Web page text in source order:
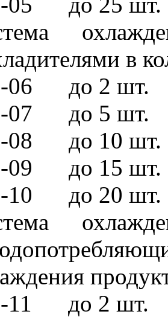
в
06
до 2 шт.
07
до 5 шт.
08
до 10 шт.
09
до 15 шт.
10
до 20 шт.
11
до 2 шт.